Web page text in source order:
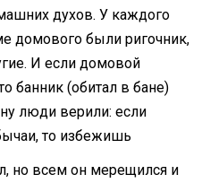
духов. У каждого
домового были ригочник,
И если домовой
банник (обитал в бане)
люди верили: если
то избежишь
но всем он мерещился и